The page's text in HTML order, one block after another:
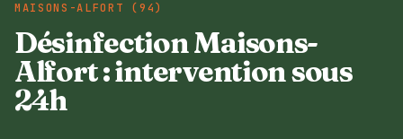
Services
Boutique
MAISONS-ALFORT (94)
Désinfection Maisons-
Alfort : intervention sous
24h